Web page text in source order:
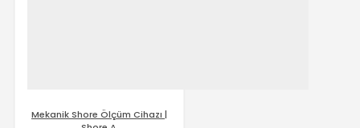
Mekanik Shore Ölçüm Cihazı |